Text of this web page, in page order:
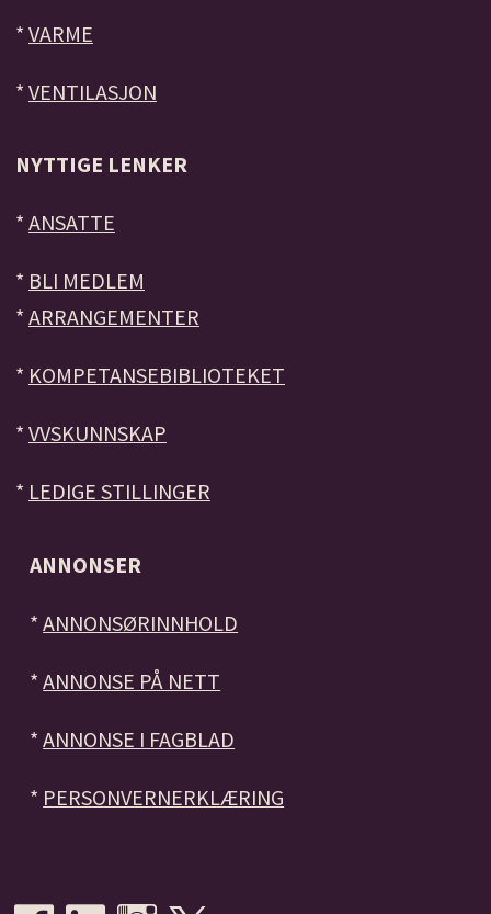
* VARME
* VENTILASJON
NYTTIGE LENKER
* ANSATTE
* BLI MEDLEM
* ARRANGEMENTER
* KOMPETANSEBIBLIOTEKET
* VVSKUNNSKAP
* LEDIGE STILLINGER
ANNONSER
*ANNONSØRINNHOLD
*ANNONSE PÅ NETT
*ANNONSE I FAGBLAD
* PERSONVERNERKLÆRING